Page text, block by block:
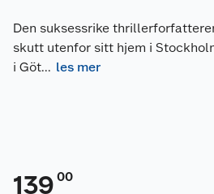
Den suksessrike
skutt utenfor sitt hjem i
i Göt... les mer
139 00